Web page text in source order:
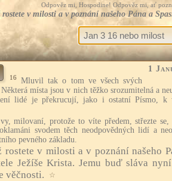
Odpověz mi, Hospodine! Odpověz mi, ať
rostete v milosti a v poznání našeho Pána a
1
16
Mluvil tak o tom ve všech svých
místa jsou v nich těžko srozumitelná a
lidé je překrucují, jako i ostatní Písmo, k
milovaní, protože to víte předem, střezte se,
svodem těch neodpovědných lidí a
pevného základu.
rostete v milosti a v poznání našeho
Ježíše Krista. Jemu buď sláva
věčnosti.
☆